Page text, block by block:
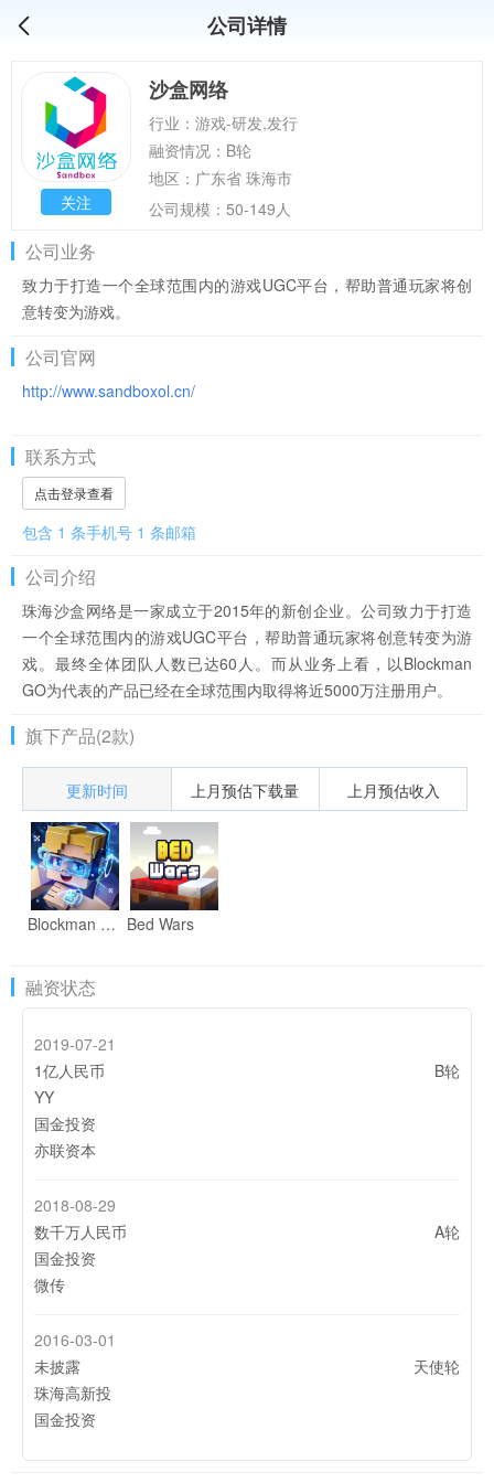
公司详情
关注
沙盒网络
行业：游戏-研发,发行
融资情况：B轮
地区：广东省 珠海市
公司规模：50-149人
公司业务
致力于打造一个全球范围内的游戏UGC平台，帮助普通玩家将创
意转变为游戏。
公司官网
http://www.sandboxol.cn/
联系方式
点击登录查看
包含 1 条手机号 1 条邮箱
公司介绍
珠海沙盒网络是一家成立于2015年的新创企业。公司致力于打造
一个全球范围内的游戏UGC平台，帮助普通玩家将创意转变为游
戏。最终全体团队人数已达60人。而从业务上看，以Blockman
GO为代表的产品已经在全球范围内取得将近5000万注册用户。
旗下产品(2款)
更新时间 上月预估下载量 上月预估收入
Blockman GO Bed Wars
融资状态
2019-07-21
B轮
1亿人民币
YY
国金投资
亦联资本
2018-08-29
A轮
数千万人民币
国金投资
微传
2016-03-01
天使轮
未披露
珠海高新投
国金投资